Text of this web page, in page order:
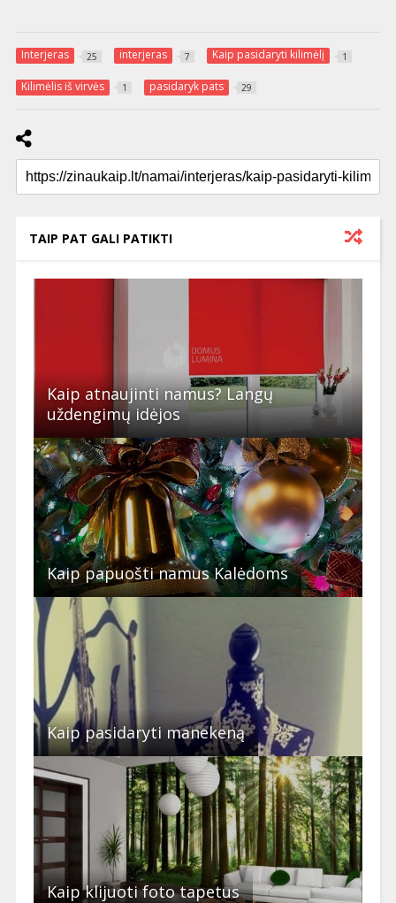
Interjeras 25 interjeras 7 Kaip pasidaryti kilimėlį 1
Kilimėlis iš virvės 1 pasidaryk pats 29
TAIP PAT GALI PATIKTI
Kaip atnaujinti namus? Langų
uždengimų idėjos
Kaip papuošti namus Kalėdoms
Kaip pasidaryti manekeną
Kaip klijuoti foto tapetus